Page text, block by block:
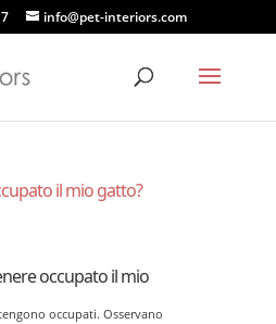
info@pet-interiors.com
il mio gatto?
occupato il mio
occupati. Osservano